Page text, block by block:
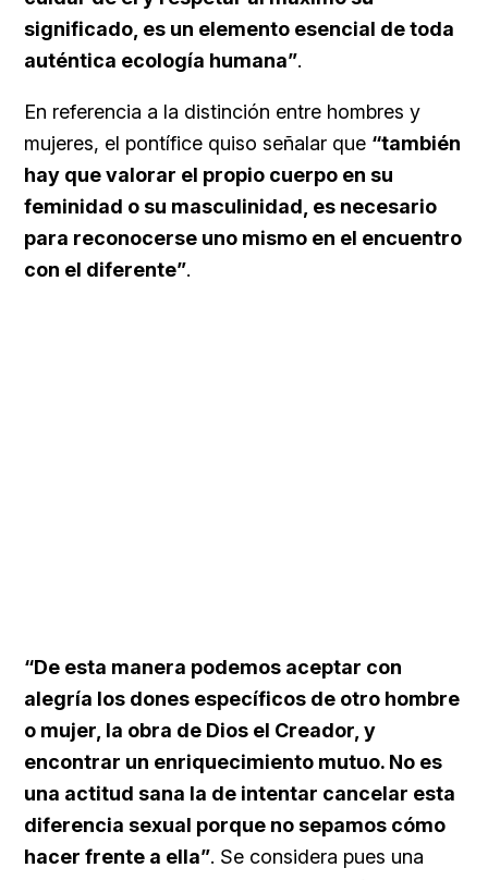
significado, es un elemento esencial de toda
auténtica ecología humana”.
En referencia a la distinción entre hombres y
mujeres, el pontífice quiso señalar que “también
hay que valorar el propio cuerpo en su
feminidad o su masculinidad, es necesario
para reconocerse uno mismo en el encuentro
con el diferente”.
“De esta manera podemos aceptar con
alegría los dones específicos de otro hombre
o mujer, la obra de Dios el Creador, y
encontrar un enriquecimiento mutuo. No es
una actitud sana la de intentar cancelar esta
diferencia sexual porque no sepamos cómo
hacer frente a ella”. Se considera pues una